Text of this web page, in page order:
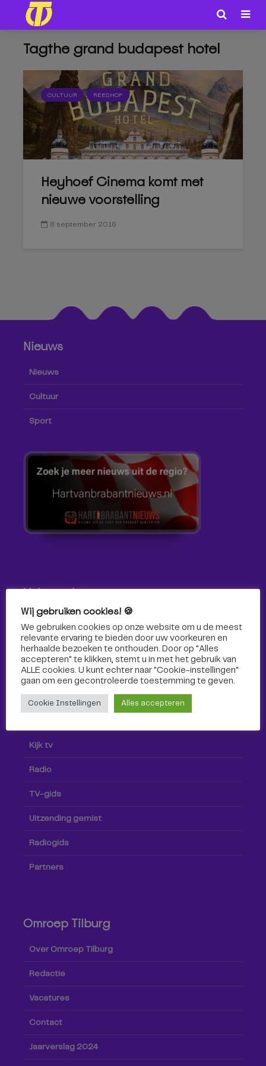
Tagthe grand budapest hotel
CULTUUR REESHOF
Heyhoef Cinema komt met
nieuwe voorstelling
8 september 2016
Nieuws
Nieuws
Cultuur
Sport
Volg ons!
Volg Omroep Tilburg niet alleen hier, maar ook via social
media!
Kijk tv
Radio
TV-gids
Uitzending gemist
Radiogids
Partners
Omroep Tilburg
Over Omroep Tilburg
Redactie
Vacatures
Contact
Jaarverslag 2024
Wij gebruiken cookies! 🍪
We gebruiken cookies op onze website om u de meest
relevante ervaring te bieden door uw voorkeuren en
herhaalde bezoeken te onthouden. Door op "Alles
accepteren" te klikken, stemt u in met het gebruik van
ALLE cookies. U kunt echter naar "Cookie-instellingen"
gaan om een ​​gecontroleerde toestemming te geven.
Cookie Instellingen Alles accepteren